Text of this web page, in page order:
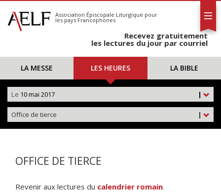
S'abonner
Calendrier
Association Épiscopale Liturgique pour
les pays Francophones
Recevez gratuitement
les lectures du jour par courriel
LA MESSE LES HEURES LA BIBLE
|
Le 10 mai 2017
|
Office de tierce
OFFICE DE TIERCE
Revenir aux lectures du calendrier romain.